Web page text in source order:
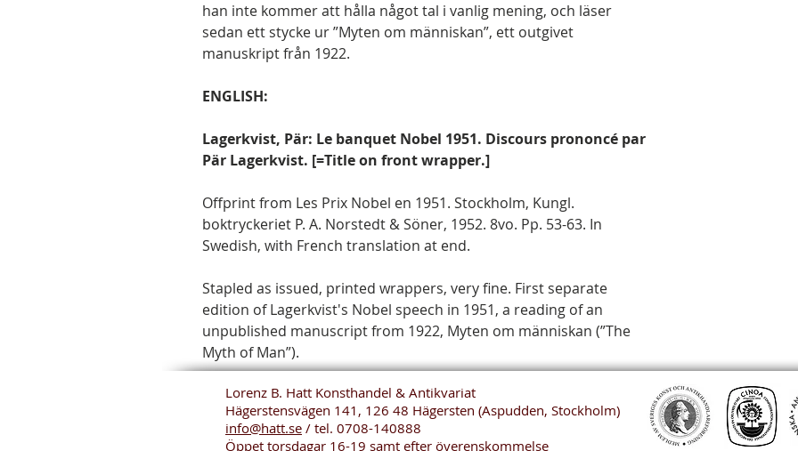
han inte kommer att hålla något tal i vanlig mening, och läser
sedan ett stycke ur ”Myten om människan”, ett outgivet
manuskript från 1922.
ENGLISH:
Lagerkvist, Pär: Le banquet Nobel 1951. Discours prononcé par
Pär Lagerkvist. [=Title on front wrapper.]
Offprint from Les Prix Nobel en 1951. Stockholm, Kungl.
boktryckeriet P. A. Norstedt & Söner, 1952. 8vo. Pp. 53-63. In
Swedish, with French translation at end.
Stapled as issued, printed wrappers, very fine. First separate
edition of Lagerkvist's Nobel speech in 1951, a reading of an
unpublished manuscript from 1922, Myten om människan (”The
Myth of Man”).
Lorenz B. Hatt Konsthandel & Antikvariat
Hägerstensvägen 141, 126 48 Hägersten (Aspudden, Stockholm)
info@hatt.se / tel. 0708-140888
Öppet torsdagar 16-19 samt efter överenskommelse